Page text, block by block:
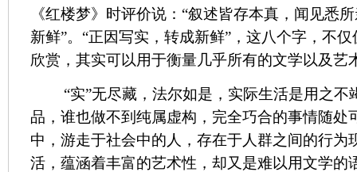
《红楼梦》时评价说：“叙述皆存本真，闻见悉
新鲜”。“正因写实，转成新鲜”，这八个字，不
欣赏，其实可以用于衡量几乎所有的文学以及艺
“实”无尽藏，法尔如是，实际生活是用之
品，谁也做不到纯属虚构，完全巧合的事情随处
中，游走于社会中的人，存在于人群之间的行为
活，蕴涵着丰富的艺术性，却又是难以用文学的